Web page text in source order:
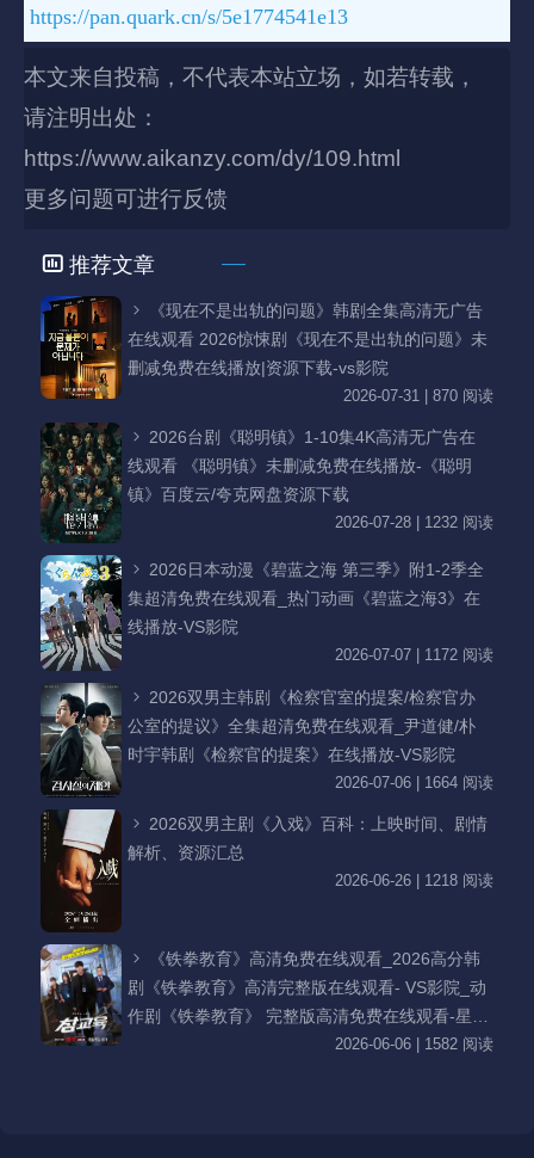
https://pan.quark.cn/s/5e1774541e13
本文来自投稿，不代表本站立场，如若转载，
请注明出处：
https://www.aikanzy.com/dy/109.html
更多问题可进行反馈
推荐文章
《现在不是出轨的问题》韩剧全集高清无广告
在线观看 2026惊悚剧《现在不是出轨的问题》未
删减免费在线播放|资源下载-vs影院
2026-07-31 | 870 阅读
2026台剧《聪明镇》1-10集4K高清无广告在
线观看 《聪明镇》未删减免费在线播放-《聪明
镇》百度云/夸克网盘资源下载
2026-07-28 | 1232 阅读
2026日本动漫《碧蓝之海 第三季》附1-2季全
集超清免费在线观看_热门动画《碧蓝之海3》在
线播放-VS影院
2026-07-07 | 1172 阅读
2026双男主韩剧《检察官室的提案/检察官办
公室的提议》全集超清免费在线观看_尹道健/朴
时宇韩剧《检察官的提案》在线播放-VS影院
2026-07-06 | 1664 阅读
2026双男主剧《入戏》百科：上映时间、剧情
解析、资源汇总
2026-06-26 | 1218 阅读
《铁拳教育》高清免费在线观看_2026高分韩
剧《铁拳教育》高清完整版在线观看- VS影院_动
作剧《铁拳教育》 完整版高清免费在线观看-星空
影院李星民主演《铁拳教育》无广告_VS影视
2026-06-06 | 1582 阅读